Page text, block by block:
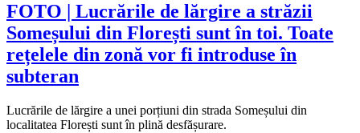
FOTO | Lucrările de lărgire a străzii
Someșului din Florești sunt în toi. Toate
rețelele din zonă vor fi introduse în
subteran
Lucrările de lărgire a unei porțiuni din strada Someșului din
localitatea Florești sunt în plină desfășurare.